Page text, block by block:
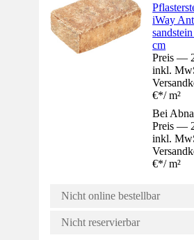
iWay
cm
Preis —
inkl.
€*/ m²
Bei
Preis —
inkl.
€*/ m²
Nicht online bestellbar
Nicht reservierbar